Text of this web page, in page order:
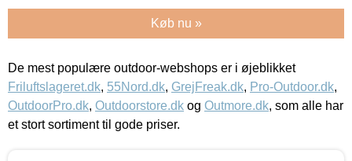
Køb nu »
De mest populære outdoor-webshops er i øjeblikket
Friluftslageret.dk, 55Nord.dk, GrejFreak.dk, Pro-Outdoor.dk,
OutdoorPro.dk, Outdoorstore.dk og Outmore.dk, som alle har
et stort sortiment til gode priser.